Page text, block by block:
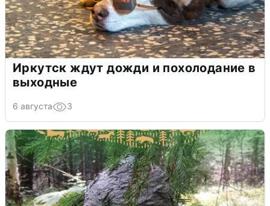
Иркутск ждут дожди и похолодание в
выходные
6 августа 3